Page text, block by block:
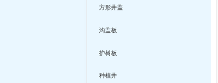
方形井盖
沟盖板
护树板
种植井